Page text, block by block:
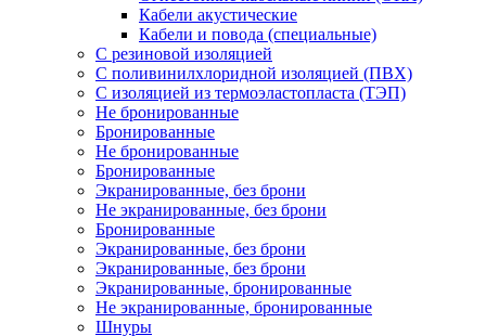
Кабели акустические
Кабели и повода (специальные)
С резиновой изоляцией
С поливинилхлоридной изоляцией (ПВХ)
С изоляцией из термоэластопласта (ТЭП)
Не бронированные
Бронированные
Не бронированные
Бронированные
Экранированные, без брони
Не экранированные, без брони
Бронированные
Экранированные, без брони
Экранированные, без брони
Экранированные, бронированные
Не экранированные, бронированные
Шнуры